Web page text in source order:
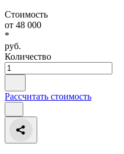
Стоимость
от 48 000
*
руб.
Количество
Рассчитать стоимость